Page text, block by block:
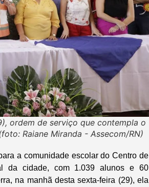
ordem de serviço que contempla o
Raiane Miranda - Assecom/RN)
a comunidade escolar do Centro de
da cidade, com 1.039 alunos e 60
na manhã desta sexta-feira (29), ela